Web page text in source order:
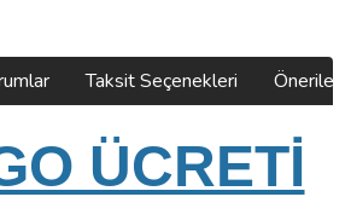
Taksit Seçenekleri
ÜCRETİ